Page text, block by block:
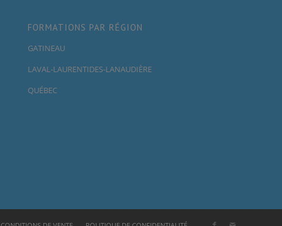
FORMATIONS PAR RÉGION
GATINEAU
LAVAL-LAURENTIDES-LANAUDIÈRE
QUÉBEC